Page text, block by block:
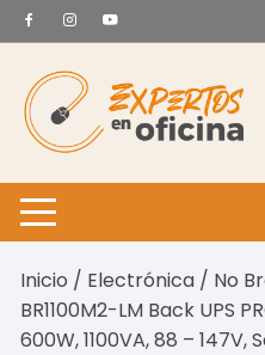
Saltar
al
contenido
Inicio / Electrónica / No
BR1100M2-LM Back UPS
600W, 1100VA, 88 – 147V,